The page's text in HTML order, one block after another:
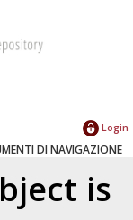
Login
DI NAVIGAZIONE
is